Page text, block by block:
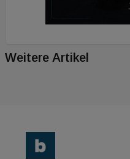
Weitere Artikel